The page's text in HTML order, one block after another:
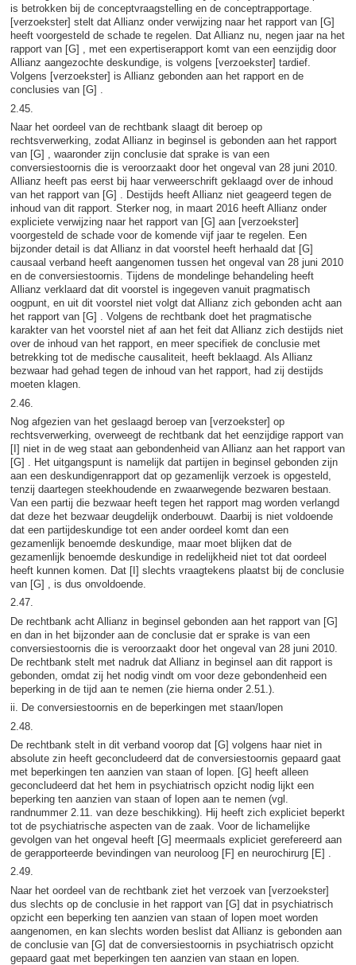
is betrokken bij de conceptvraagstelling en de conceptrapportage.
[verzoekster] stelt dat Allianz onder verwijzing naar het rapport van [G]
heeft voorgesteld de schade te regelen. Dat Allianz nu, negen jaar na het
rapport van [G] , met een expertiserapport komt van een eenzijdig door
Allianz aangezochte deskundige, is volgens [verzoekster] tardief.
Volgens [verzoekster] is Allianz gebonden aan het rapport en de
conclusies van [G] .
2.45.
Naar het oordeel van de rechtbank slaagt dit beroep op
rechtsverwerking, zodat Allianz in beginsel is gebonden aan het rapport
van [G] , waaronder zijn conclusie dat sprake is van een
conversiestoornis die is veroorzaakt door het ongeval van 28 juni 2010.
Allianz heeft pas eerst bij haar verweerschrift geklaagd over de inhoud
van het rapport van [G] . Destijds heeft Allianz niet geageerd tegen de
inhoud van dit rapport. Sterker nog, in maart 2016 heeft Allianz onder
expliciete verwijzing naar het rapport van [G] aan [verzoekster]
voorgesteld de schade voor de komende vijf jaar te regelen. Een
bijzonder detail is dat Allianz in dat voorstel heeft herhaald dat [G]
causaal verband heeft aangenomen tussen het ongeval van 28 juni 2010
en de conversiestoornis. Tijdens de mondelinge behandeling heeft
Allianz verklaard dat dit voorstel is ingegeven vanuit pragmatisch
oogpunt, en uit dit voorstel niet volgt dat Allianz zich gebonden acht aan
het rapport van [G] . Volgens de rechtbank doet het pragmatische
karakter van het voorstel niet af aan het feit dat Allianz zich destijds niet
over de inhoud van het rapport, en meer specifiek de conclusie met
betrekking tot de medische causaliteit, heeft beklaagd. Als Allianz
bezwaar had gehad tegen de inhoud van het rapport, had zij destijds
moeten klagen.
2.46.
Nog afgezien van het geslaagd beroep van [verzoekster] op
rechtsverwerking, overweegt de rechtbank dat het eenzijdige rapport van
[I] niet in de weg staat aan gebondenheid van Allianz aan het rapport van
[G] . Het uitgangspunt is namelijk dat partijen in beginsel gebonden zijn
aan een deskundigenrapport dat op gezamenlijk verzoek is opgesteld,
tenzij daartegen steekhoudende en zwaarwegende bezwaren bestaan.
Van een partij die bezwaar heeft tegen het rapport mag worden verlangd
dat deze het bezwaar deugdelijk onderbouwt. Daarbij is niet voldoende
dat een partijdeskundige tot een ander oordeel komt dan een
gezamenlijk benoemde deskundige, maar moet blijken dat de
gezamenlijk benoemde deskundige in redelijkheid niet tot dat oordeel
heeft kunnen komen. Dat [I] slechts vraagtekens plaatst bij de conclusie
van [G] , is dus onvoldoende.
2.47.
De rechtbank acht Allianz in beginsel gebonden aan het rapport van [G]
en dan in het bijzonder aan de conclusie dat er sprake is van een
conversiestoornis die is veroorzaakt door het ongeval van 28 juni 2010.
De rechtbank stelt met nadruk dat Allianz in beginsel aan dit rapport is
gebonden, omdat zij het nodig vindt om voor deze gebondenheid een
beperking in de tijd aan te nemen (zie hierna onder 2.51.).
ii. De conversiestoornis en de beperkingen met staan/lopen
2.48.
De rechtbank stelt in dit verband voorop dat [G] volgens haar niet in
absolute zin heeft geconcludeerd dat de conversiestoornis gepaard gaat
met beperkingen ten aanzien van staan of lopen. [G] heeft alleen
geconcludeerd dat het hem in psychiatrisch opzicht nodig lijkt een
beperking ten aanzien van staan of lopen aan te nemen (vgl.
randnummer 2.11. van deze beschikking). Hij heeft zich expliciet beperkt
tot de psychiatrische aspecten van de zaak. Voor de lichamelijke
gevolgen van het ongeval heeft [G] meermaals expliciet gerefereerd aan
de gerapporteerde bevindingen van neuroloog [F] en neurochirurg [E] .
2.49.
Naar het oordeel van de rechtbank ziet het verzoek van [verzoekster]
dus slechts op de conclusie in het rapport van [G] dat in psychiatrisch
opzicht een beperking ten aanzien van staan of lopen moet worden
aangenomen, en kan slechts worden beslist dat Allianz is gebonden aan
de conclusie van [G] dat de conversiestoornis in psychiatrisch opzicht
gepaard gaat met beperkingen ten aanzien van staan en lopen.